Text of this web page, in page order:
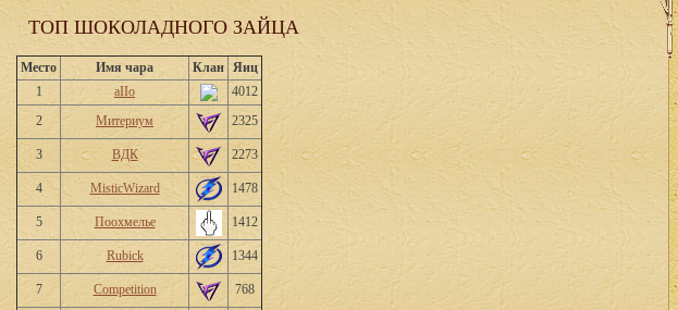
ТОП ШОКОЛАДНОГО ЗАЙЦА
Место Имя чара Клан Яиц
1
aIIo
4012
2
Митериум 2325
3 ВДК 2273
4 MisticWizard 1478
5 Поохмелье 1412
6 Rubick 1344
7 Competition
768